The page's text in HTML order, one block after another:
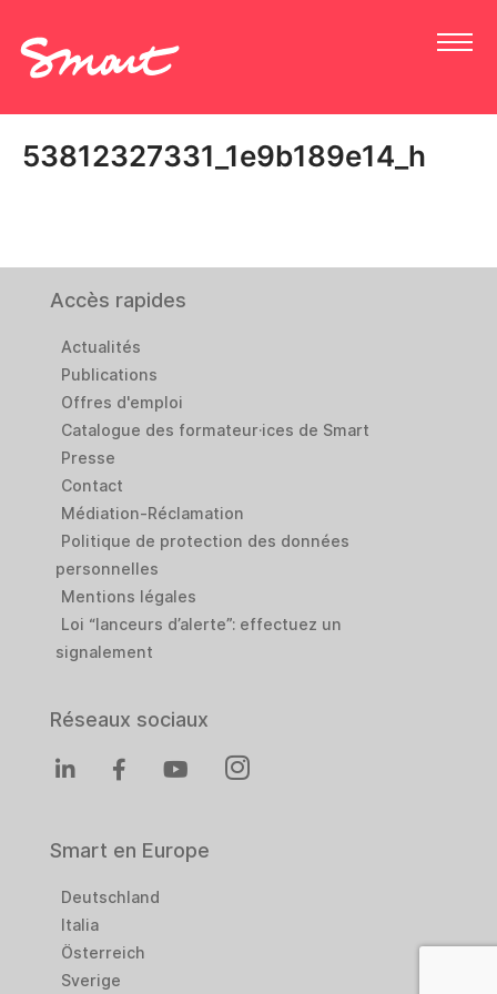
53812327331_1e9b189e14_h
Accès rapides
Actualités
Publications
Offres d'emploi
Catalogue des formateur·ices de Smart
Presse
Contact
Médiation-Réclamation
Politique de protection des données
personnelles
Mentions légales
Loi “lanceurs d’alerte”: effectuez un
signalement
Réseaux sociaux
Smart en Europe
Deutschland
Italia
Österreich
Sverige